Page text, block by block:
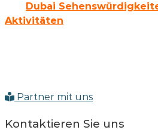
Dubai
Aktivitäten
Partner mit uns
Kontaktieren Sie uns